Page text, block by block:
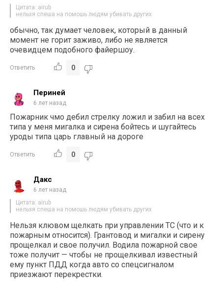
Цитата: airub
нельзя спеша на помошь людям убивать других
обычно, так думает человек, который в данный
момент не горит заживо, либо не является
очевидцем подобного файершоу.
Ответить 0
Периней
6 лет назад
Пожарник чмо дебил стрелку ложил и забил на всех
типа у меня мигалка и сирена бойтесь и шугайтесь
уроды типа царь главный на дороге
Ответить 0
Дакс
6 лет назад
Цитата: airub
нельзя спеша на помошь людям убивать других
Нельзя клювом щелкать при управлении ТС (что и к
пожарным относится). Грантовод и мигалки и сирену
прощелкал и свое получил. Водила пожарной свое
тоже получит — чтобы не прощелкивал известный
ему пункт ПДД когда авто со спецсигналом
приезжают перекрестки.